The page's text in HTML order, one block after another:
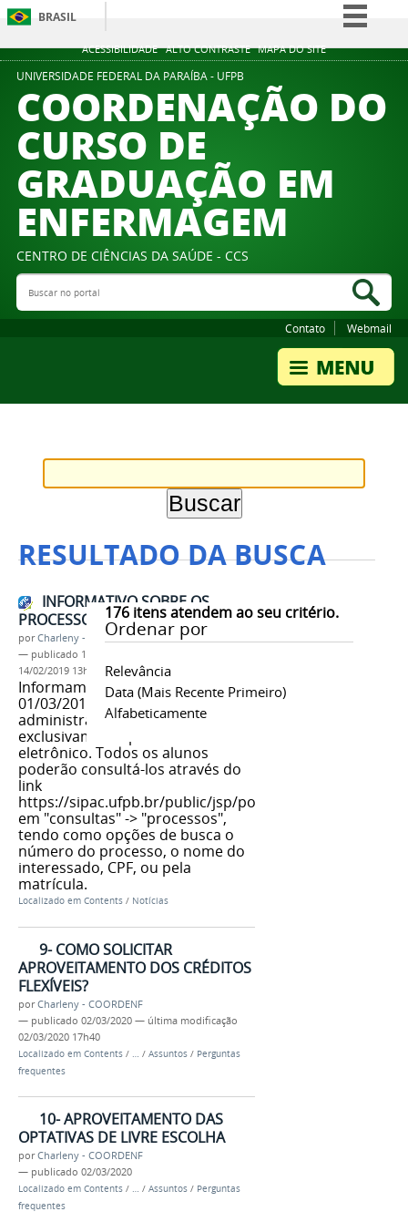
ACESSIBILIDADE ALTO CONTRASTE MAPA DO SITE
BRASIL
Simplifique!
Participe
Acesso à informação
Canais
UNIVERSIDADE FEDERAL DA PARAÍBA - UFPB
COORDENAÇÃO DO
CURSO DE
GRADUAÇÃO EM
ENFERMAGEM
CENTRO DE CIÊNCIAS DA SAÚDE - CCS
Buscar no portal
Contato Webmail
RESULTADO DA BUSCA
176itens atendem ao seu critério.
Ordenar por
Relevância
Data (mais Recente Primeiro)
Alfabeticamente
INFORMATIVO SOBRE OS
PROCESSOS EM 2019
porCharleny - COORDENF
— publicado 14/02/2019
14/02/2019 13h17
Informamos que a partir do dia
01/03/2019 todos os processos
administrativos serão tramitados
exclusivamente pelo meio
eletrônico. Todos os alunos
poderão consultá-los através do
link
https://sipac.ufpb.br/public/jsp/portal.jsf
em "consultas" -> "processos",
tendo como opções de busca o
número do processo, o nome do
interessado, CPF, ou pela
matrícula.
Localizado em Contents / Notícias
9- COMO SOLICITAR
APROVEITAMENTO DOS CRÉDITOS
FLEXÍVEIS?
porCharleny - COORDENF
— publicado 02/03/2020 — última modificação
02/03/2020 17h40
Localizado em Contents / / Assuntos / Perguntas
frequentes
10- APROVEITAMENTO DAS
OPTATIVAS DE LIVRE ESCOLHA
porCharleny - COORDENF
— publicado 02/03/2020
Localizado em Contents / … / Assuntos / Perguntas
frequentes